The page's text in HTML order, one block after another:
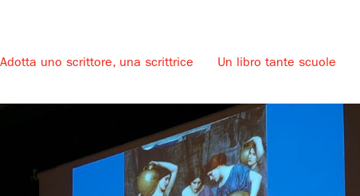
Adotta uno scrittore, una scrittrice Un libro tante scuole